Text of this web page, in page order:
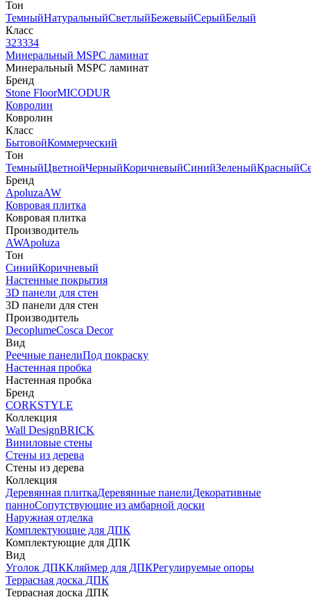
Тон
ТемныйНатуральныйСветлыйБежевыйСерыйБелый
Класс
323334
Минеральный MSPC ламинат
Минеральный MSPC ламинат
Бренд
Stone FloorMICODUR
Ковролин
Ковролин
Класс
БытовойКоммерческий
Тон
ТемныйЦветнойЧерныйКоричневыйСинийЗеленыйКрасный
Бренд
ApoluzaAW
Ковровая плитка
Ковровая плитка
Производитель
AWApoluza
Тон
СинийКоричневый
Настенные покрытия
3D панели для стен
3D панели для стен
Производитель
DecoplumeCosca Decor
Вид
Реечные панелиПод покраску
Настенная пробка
Настенная пробка
Бренд
CORKSTYLE
Коллекция
Wall DesignBRICK
Виниловые стены
Стены из дерева
Стены из дерева
Коллекция
Деревянная плиткаДеревянные панелиДекоративные
панноСопутствующие из амбарной доски
Наружная отделка
Комплектующие для ДПК
Комплектующие для ДПК
Вид
Уголок ДПККляймер для ДПКРегулируемые опоры
Террасная доска ДПК
Террасная доска ДПК